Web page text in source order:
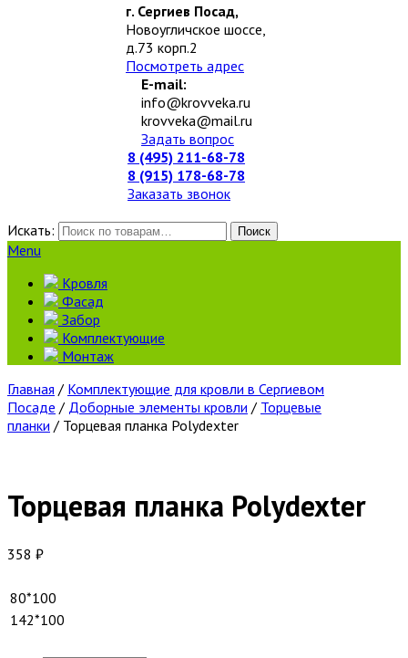
г. Сергиев Посад,
Новоугличское шоссе,
д.73 корп.2
Посмотреть адрес
E-mail:
info@krovveka.ru
krovveka@mail.ru
Задать вопрос
8 (495) 211-68-78
8 (915) 178-68-78
Заказать звонок
Искать:
Поиск
Menu
Кровля
Фасад
Забор
Комплектующие
Монтаж
Главная / Комплектующие для кровли в Сергиевом
Посаде / Доборные элементы кровли / Торцевые
планки / Торцевая планка Polydexter
Торцевая планка Polydexter
358 ₽
80*100
142*100